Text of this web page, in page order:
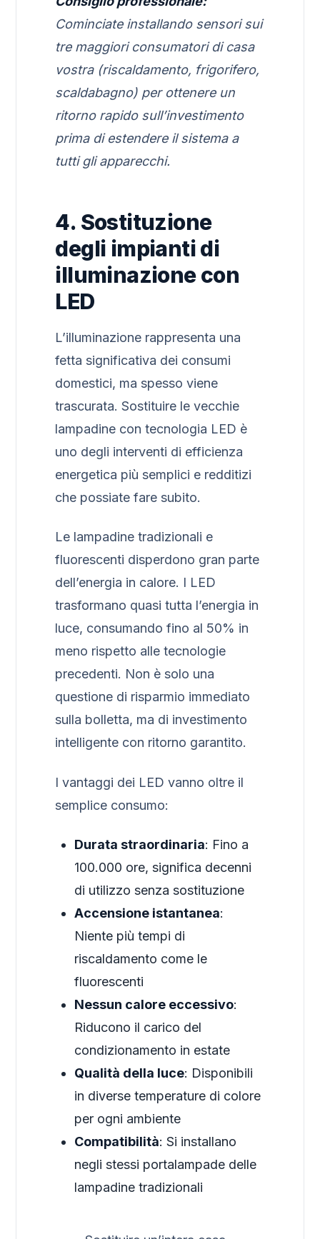
Cominciate installando sensori sui
tre maggiori consumatori di casa
vostra (riscaldamento, frigorifero,
scaldabagno) per ottenere un
ritorno rapido sull’investimento
prima di estendere il sistema a
tutti gli apparecchi.
4. Sostituzione
degli impianti di
illuminazione con
LED
L’illuminazione rappresenta una
fetta significativa dei consumi
domestici, ma spesso viene
trascurata. Sostituire le vecchie
lampadine con tecnologia LED è
uno degli interventi di efficienza
energetica più semplici e redditizi
che possiate fare subito.
Le lampadine tradizionali e
fluorescenti disperdono gran parte
dell’energia in calore. I LED
trasformano quasi tutta l’energia in
luce, consumando fino al 50% in
meno rispetto alle tecnologie
precedenti. Non è solo una
questione di risparmio immediato
sulla bolletta, ma di investimento
intelligente con ritorno garantito.
I vantaggi dei LED vanno oltre il
semplice consumo:
Durata straordinaria: Fino a
100.000 ore, significa decenni
di utilizzo senza sostituzione
Accensione istantanea:
Niente più tempi di
riscaldamento come le
fluorescenti
Nessun calore eccessivo:
Riducono il carico del
condizionamento in estate
Qualità della luce: Disponibili
in diverse temperature di colore
per ogni ambiente
Compatibilità: Si installano
negli stessi portalampade delle
lampadine tradizionali